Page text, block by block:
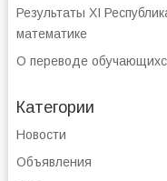
Результаты XI
математике
О переводе
Категории
Новости
Объявления